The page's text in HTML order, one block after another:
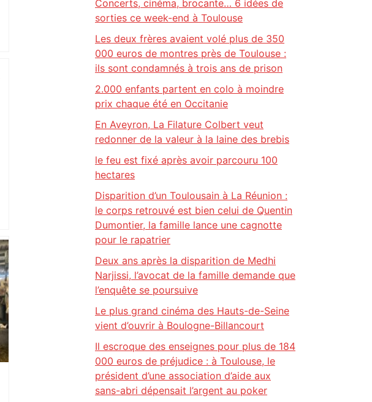
Concerts, cinéma, brocante… 6 idées de
sorties ce week-end à Toulouse
Les deux frères avaient volé plus de 350
000 euros de montres près de Toulouse :
ils sont condamnés à trois ans de prison
2.000 enfants partent en colo à moindre
prix chaque été en Occitanie
En Aveyron, La Filature Colbert veut
redonner de la valeur à la laine des brebis
le feu est fixé après avoir parcouru 100
hectares
Disparition d’un Toulousain à La Réunion :
le corps retrouvé est bien celui de Quentin
Dumontier, la famille lance une cagnotte
pour le rapatrier
Deux ans après la disparition de Medhi
Narjissi, l’avocat de la famille demande que
l’enquête se poursuive
Le plus grand cinéma des Hauts-de-Seine
vient d’ouvrir à Boulogne-Billancourt
Il escroque des enseignes pour plus de 184
000 euros de préjudice : à Toulouse, le
président d’une association d’aide aux
sans-abri dépensait l’argent au poker